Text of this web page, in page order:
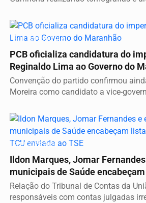
É DE IMPERATRIZ
PCB oficializa candidatura do
Reginaldo Lima ao Governo do
Convenção do partido confirmou
Moreira como candidato a vice-
ELEIÇÕES 2026
Ildon Marques, Jomar
municipais de Saúde
Relação do Tribunal de Contas da
responsáveis com contas julgadas